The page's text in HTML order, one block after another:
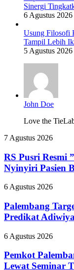
Sinergi
6 Agustus 2026
Usung Filosofi
Tampil Lebih
5 Agustus 2026
John Doe
Love the
RS
Resmi
”
Pecat
Dokter
yang
Nyinyiri
BPJS
7 Agustus 2026
RS Pusri Resmi
Nyinyiri Pasien
Palembang
Lebih
Banyak
Sekolah
Predikat
6 Agustus 2026
Palembang
Predikat
Pemkot
Perkuat
Daya
6 Agustus 2026
Pemkot
Lewat Seminar